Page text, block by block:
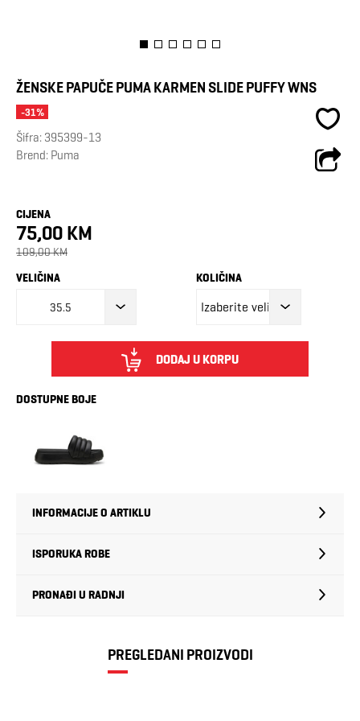
ŽENSKE PAPUČE PUMA KARMEN SLIDE PUFFY WNS
-31%
Šifra: 395399-13
Brend: Puma
CIJENA
75,00 KM
109,00 KM
VELIČINA
35.5
KOLIČINA
DODAJ U KORPU
DOSTUPNE BOJE
INFORMACIJE O ARTIKLU
ISPORUKA ROBE
PRONAĐI U RADNJI
PREGLEDANI PROIZVODI